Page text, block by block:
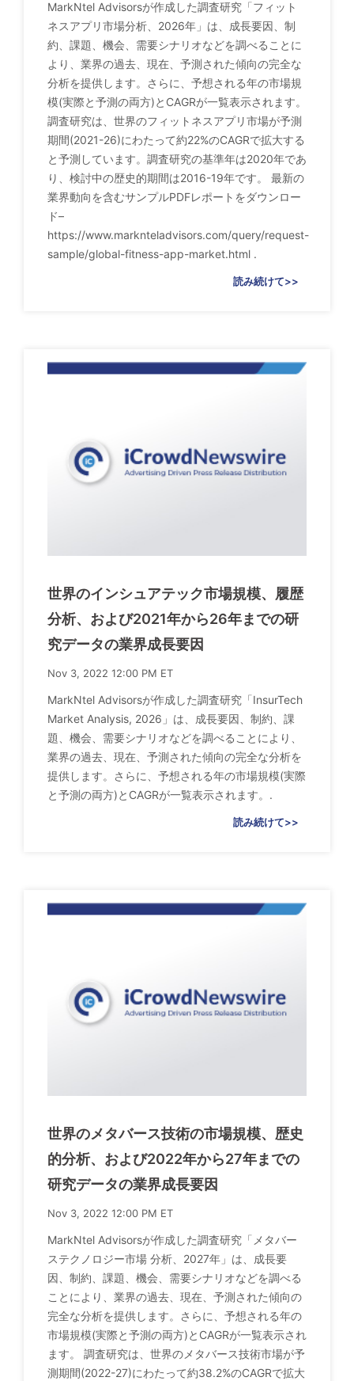
MarkNtel Advisorsが作成した調査研究「フィット
ネスアプリ市場分析、2026年」は、成長要因、制
約、課題、機会、需要シナリオなどを調べることに
より、業界の過去、現在、予測された傾向の完全な
分析を提供します。さらに、予想される年の市場規
模(実際と予測の両方)とCAGRが一覧表示されます。
調査研究は、世界のフィットネスアプリ市場が予測
期間(2021-26)にわたって約22%のCAGRで拡大する
と予測しています。調査研究の基準年は2020年であ
り、検討中の歴史的期間は2016-19年です。 最新の
業界動向を含むサンプルPDFレポートをダウンロー
ド–
https://www.marknteladvisors.com/query/request-
sample/global-fitness-app-market.html .
読み続けて>>
世界のインシュアテック市場規模、履歴
分析、および2021年から26年までの研
究データの業界成長要因
Nov 3, 2022 12:00 PM ET
MarkNtel Advisorsが作成した調査研究「InsurTech
Market Analysis, 2026」は、成長要因、制約、課
題、機会、需要シナリオなどを調べることにより、
業界の過去、現在、予測された傾向の完全な分析を
提供します。さらに、予想される年の市場規模(実際
と予測の両方)とCAGRが一覧表示されます。.
読み続けて>>
世界のメタバース技術の市場規模、歴史
的分析、および2022年から27年までの
研究データの業界成長要因
Nov 3, 2022 12:00 PM ET
MarkNtel Advisorsが作成した調査研究「メタバー
ステクノロジー市場 分析、2027年」は、成長要
因、制約、課題、機会、需要シナリオなどを調べる
ことにより、業界の過去、現在、予測された傾向の
完全な分析を提供します。さらに、予想される年の
市場規模(実際と予測の両方)とCAGRが一覧表示され
ます。 調査研究は、世界のメタバース技術市場が予
測期間(2022-27)にわたって約38.2%のCAGRで拡大